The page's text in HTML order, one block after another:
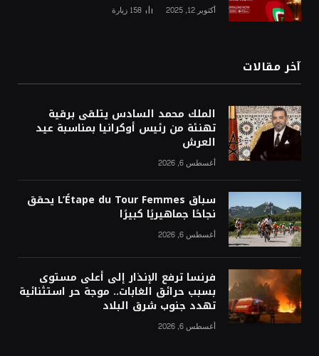
أكتوبر 12, 2025 158 زيارة
آخر مقالات
الملك محمد السادس يتلقى برقية
تهنئة من رئيس أوكرانيا بمناسبة عيد
العرش
أغسطس 6, 2026
سباق L’Étape du Tour Femmes يحقق
نجاحًا جماهيريًا كبيرًا
أغسطس 6, 2026
فرنسا ترفع الإنذار إلى أعلى مستوى
بسبب حرائق الغابات.. موجة حر استثنائية
تهدد جنوب شرق البلاد
أغسطس 6, 2026